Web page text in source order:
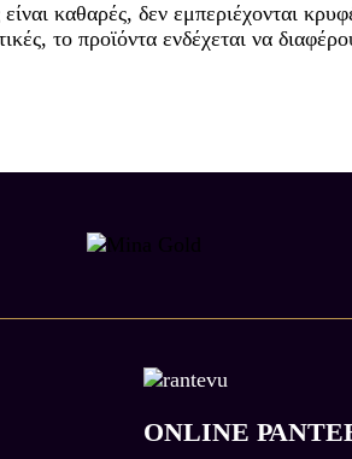
καθαρές, δεν εμπεριέχονται
το προϊόντα ενδέχεται να
ONLINE